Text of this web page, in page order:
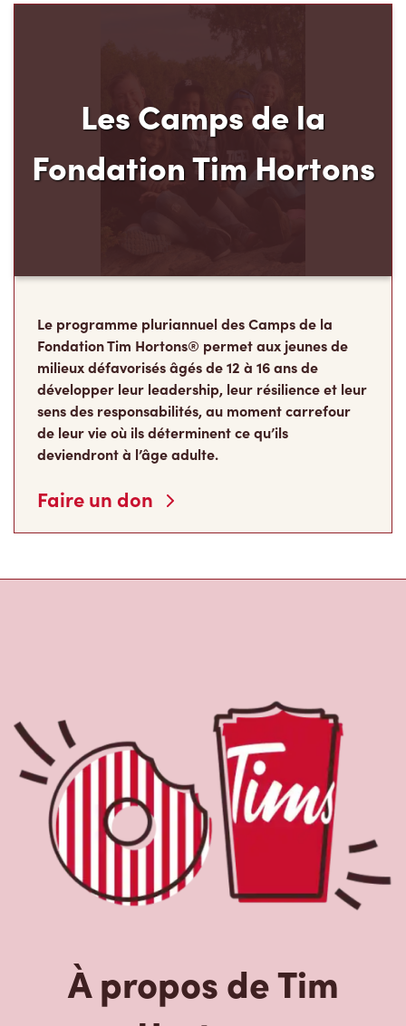
Les Camps de la
Fondation Tim Hortons
Le programme pluriannuel des Camps de la
Fondation Tim Hortons® permet aux jeunes de
milieux défavorisés âgés de 12 à 16 ans de
développer leur leadership, leur résilience et leur
sens des responsabilités, au moment carrefour
de leur vie où ils déterminent ce qu’ils
deviendront à l’âge adulte.
Faire un don
À propos de Tim